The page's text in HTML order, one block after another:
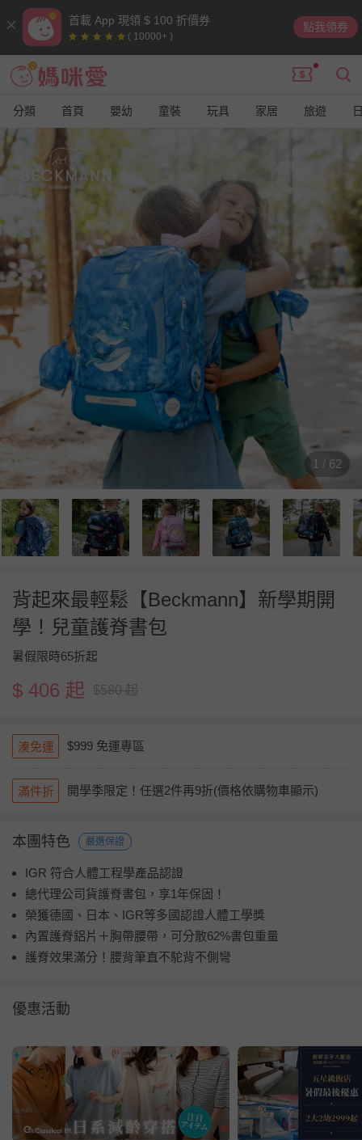
首載 App 現領 $ 100 折價券
( 10000+ )
點我領券
分類 首頁 嬰幼 童裝 玩具 家居 旅遊
1 / 62
背起來最輕鬆【Beckmann】新學期開
學！兒童護脊書包
暑假限時65折起
$ 406 起 $580 起
湊免運 $999 免運專區
滿件折 開學季限定！任選2件再9折(價格依購物車顯示)
本團特色 嚴選保證
IGR 符合人體工程學產品認證
總代理公司貨護脊書包，享1年保固！
榮獲德國、日本、IGR等多國認證人體工學獎
內置護脊鋁片＋胸帶腰帶，可分散62%書包重量
護脊效果滿分！腰背筆直不駝背不側彎
優惠活動